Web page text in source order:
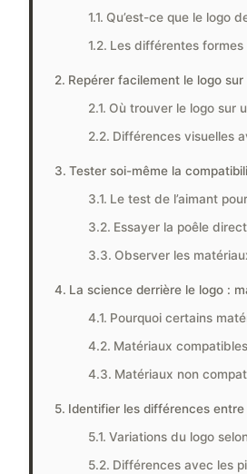
Qu’est-ce que le logo
Les différentes
Repérer facilement le logo
Où trouver le logo sur
Différences visuelles
Tester soi-même la
Le test de l’aimant
Essayer la poêle
Observer les
La science derrière le logo :
Pourquoi certains
Matériaux
Matériaux non
Identifier les différences
Variations du logo
Différences avec les